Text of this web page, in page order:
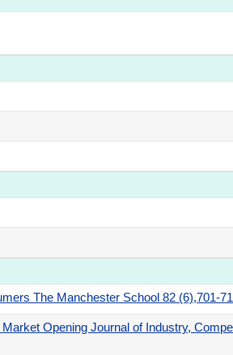
The Manchester School 82 (6),701-
Opening Journal of Industry,